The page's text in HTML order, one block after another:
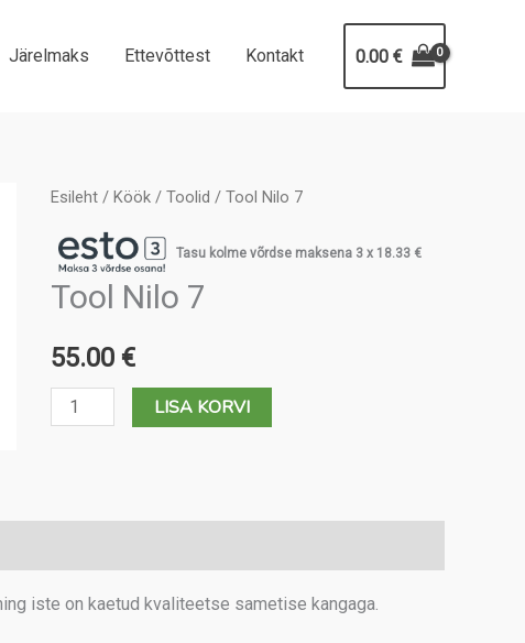
Järelmaks Ettevõttest Kontakt 0.00 €
Esileht/ Köök/ Toolid / Tool Nilo 7
Tasu kolme võrdse maksena 3 x 18.33 €
Tool Nilo 7
55.00 €
Tool
LISA KORVI
iste on kaetud kvaliteetse sametise kangaga.